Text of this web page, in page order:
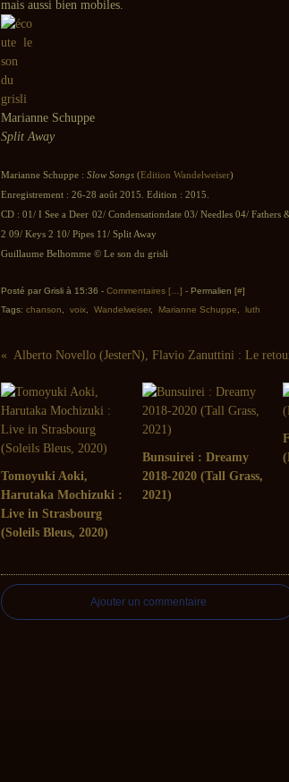
mais aussi bien mobiles.
Marianne Schuppe
Split Away
Marianne Schuppe : Slow Songs (Edition Wandelweiser)
Enregistrement : 26-28 août 2015. Edition : 2015.
CD : 01/ I See a Deer 02/ Condensationdate 03/ Needles 04/
2 09/ Keys 2 10/ Pipes 11/ Split Away
Guillaume Belhomme © Le son du grisli
Posté par Grisli à 15:36 - Commentaires [ ] - Permalien [#]
Tags: chanson voix Wandelweiser, Marianne Schuppe luth
Tomoyuki Aoki,
Harutaka Mochizuki :
Live in Strasbourg
(Soleils Bleus, 2020)
Bunsuirei : Dreamy
2018-2020 (Tall Grass,
2021)
Ajouter un commentaire